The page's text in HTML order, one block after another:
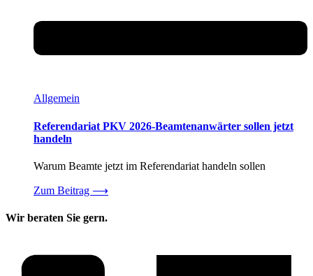
Allgemein
Referendariat PKV 2026-Beamtenanwärter sollen jetzt
handeln
Warum Beamte jetzt im Referendariat handeln sollen
Zum Beitrag ⟶
Wir beraten Sie gern.